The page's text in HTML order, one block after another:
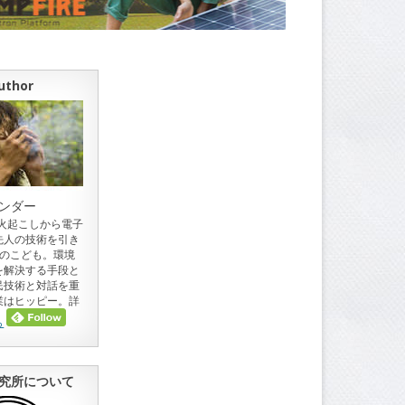
ダー
起こしから電子
の技術を引き
こども。環境
決する手段と
技術と対話を重
はヒッピー。詳
所について